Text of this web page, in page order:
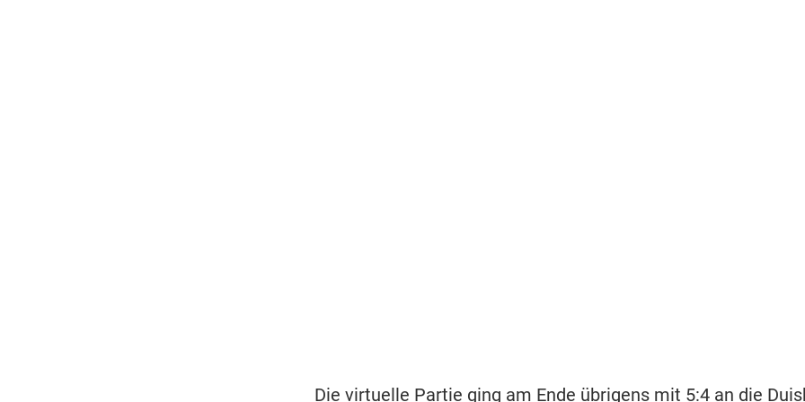
Die virtuelle Partie ging am Ende übrigens mit 5:4 an die